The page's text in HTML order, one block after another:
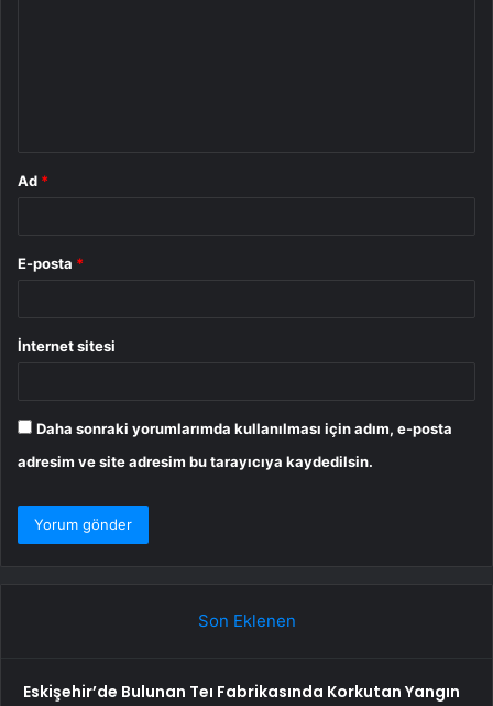
Ad *
E-posta *
İnternet sitesi
Daha sonraki yorumlarımda kullanılması için adım, e-posta
adresim ve site adresim bu tarayıcıya kaydedilsin.
Son Eklenen
Eskişehir’de Bulunan Teı Fabrikasında Korkutan Yangın